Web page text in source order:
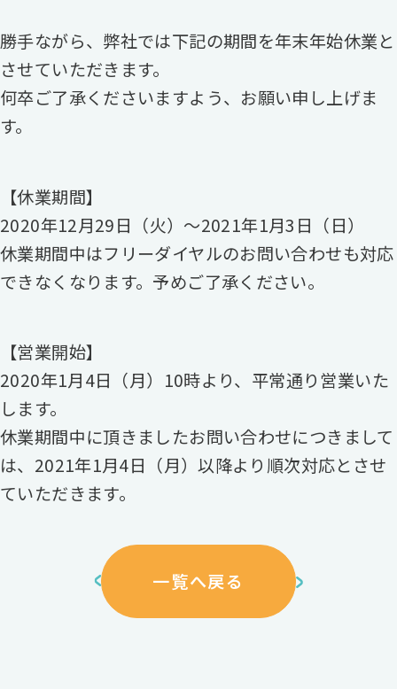
勝手ながら、弊社では下記の期間を年末年始休業と
させていただきます。
何卒ご了承くださいますよう、お願い申し上げま
す。
【休業期間】
2020年12月29日（火）～2021年1月3日（日）
休業期間中はフリーダイヤルのお問い合わせも対応
できなくなります。予めご了承ください。
【営業開始】
2020年1月4日（月）10時より、平常通り営業いた
します。
休業期間中に頂きましたお問い合わせにつきまして
は、2021年1月4日（月）以降より順次対応とさせ
ていただきます。
一覧へ戻る